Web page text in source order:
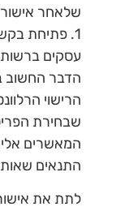
שלאחר
1. פתיחת
עסקים
הדבר החשוב
הרישוי
שבחירת
המאשרים
התנאים
לתת את